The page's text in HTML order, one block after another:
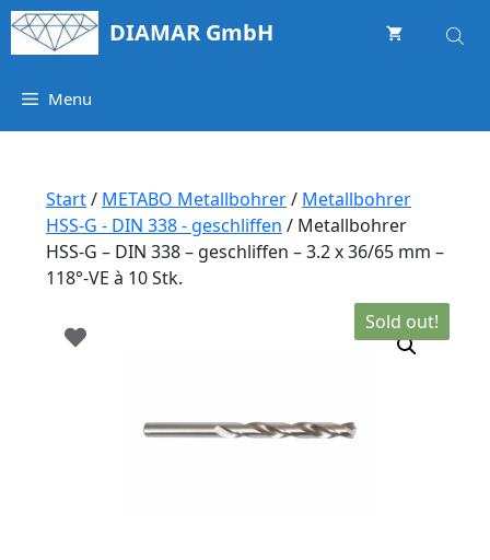
Springe
zum
DIAMAR GmbH
Menu
Start/ METABO Metallbohrer/ Metallbohrer
HSS-G - DIN 338 - geschliffen / Metallbohrer
HSS-G – DIN 338 – geschliffen – 3.2 x 36/65 mm –
118°-VE à 10 Stk.
Sold out!